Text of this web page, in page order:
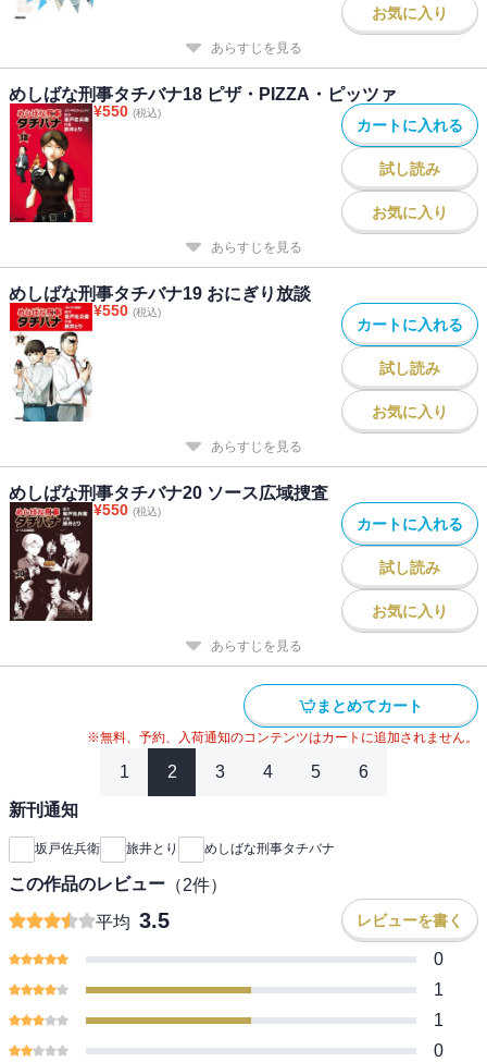
お気に入り
あらすじを見る
めしばな刑事タチバナ18 ピザ・PIZZA・ピッツァ
¥550 (税込)
カートに入れる
試し読み
お気に入り
あらすじを見る
めしばな刑事タチバナ19 おにぎり放談
¥550 (税込)
カートに入れる
試し読み
お気に入り
あらすじを見る
めしばな刑事タチバナ20 ソース広域捜査
¥550 (税込)
カートに入れる
試し読み
お気に入り
あらすじを見る
まとめてカート
※無料、予約、入荷通知のコンテンツはカートに追加されません。
1 2 3 4 5 6
新刊通知
坂戸佐兵衛 旅井とり めしばな刑事タチバナ
この作品のレビュー （2件）
平均 3.5 レビューを書く
0
1
1
0